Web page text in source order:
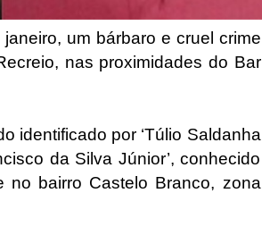
um bárbaro e cruel crime
nas proximidades do Bar
identificado por ‘Túlio Saldanha
da Silva Júnior’, conhecido
no bairro Castelo Branco, zona